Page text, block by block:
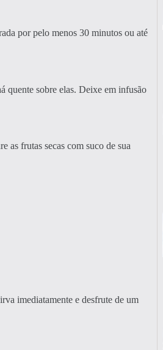
por pelo menos 30 minutos ou até
quente sobre elas. Deixe em infusão
as frutas secas com suco de sua
imediatamente e desfrute de um